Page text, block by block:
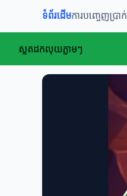
ទំព័រដើមការបញ្ចេញប្រាក់
ស្លតដកលុយភ្លាមៗ